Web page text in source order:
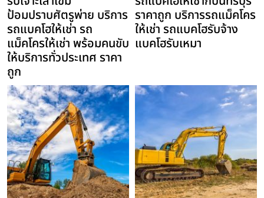
ป้อมปราบศัตรูพ่าย บริการ
รถแบคโฮให้เช่า รถ
แม็คโครให้เช่า พร้อมคนขับ
ให้บริการทั่วประเทศ ราคา
ถูก
ราคาถูก บริการรถแม็คโคร
ให้เช่า รถแบคโฮรับจ้าง
แบคโฮรับเหมา